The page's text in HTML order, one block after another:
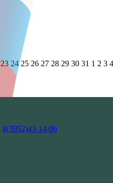
23 24 25 26 27 28 29 30 31 1 2 3 4
8(3952)43-14-06